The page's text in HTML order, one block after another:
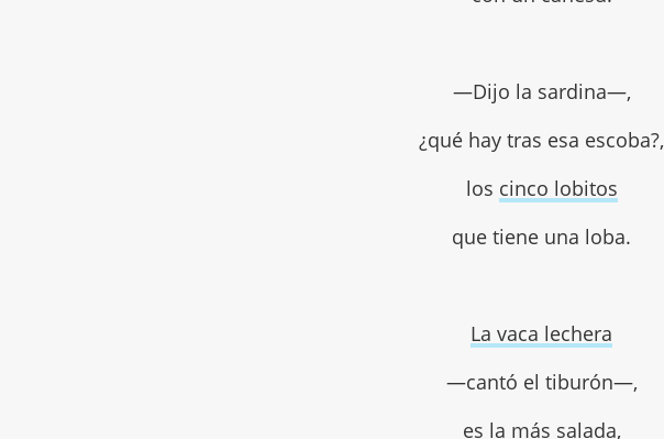
—Dijo la sardina—,
¿qué hay tras esa escoba?,
los cinco lobitos
que tiene una loba.
La vaca lechera
—cantó el tiburón—,
es la más salada,